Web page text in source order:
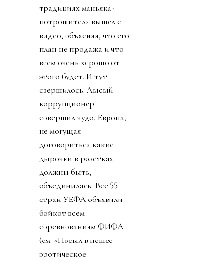
традициях маньяка-
потрошителя вышел с
видео, объясняя, что его
план не продажа и что
всем очень хорошо от
этого будет. И тут
свершилось. Лысый
коррупционер
совершил чудо. Европа,
не могущая
договориться какие
дырочки в розетках
должны быть,
объединилась. Все 55
стран УЕФА объявили
бойкот всем
соревнованиям ФИФА
(см. «Посыл в пешее
эротическое